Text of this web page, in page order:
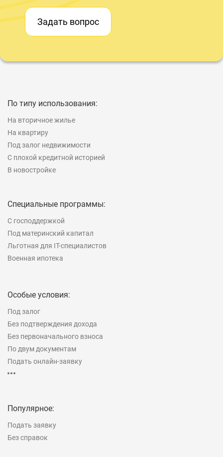
Задать вопрос
По типу использования:
На вторичное жилье
На квартиру
Под залог недвижимости
С плохой кредитной историей
В новостройке
Специальные программы:
С господдержкой
Под материнский капитал
Льготная для IT-специалистов
Военная ипотека
Особые условия:
Под залог
Без подтверждения дохода
Без первоначального взноса
По двум документам
Подать онлайн-заявку
Рефинансирование
Популярное:
Подать заявку
Без справок